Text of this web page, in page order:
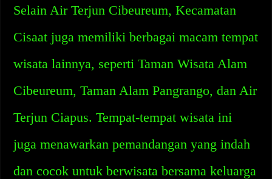
Selain Air Terjun Cibeureum, Kecamatan
Cisaat juga memiliki berbagai macam tempat
wisata lainnya, seperti Taman Wisata Alam
Cibeureum, Taman Alam Pangrango, dan Air
Terjun Ciapus. Tempat-tempat wisata ini
juga menawarkan pemandangan yang indah
dan cocok untuk berwisata bersama keluarga